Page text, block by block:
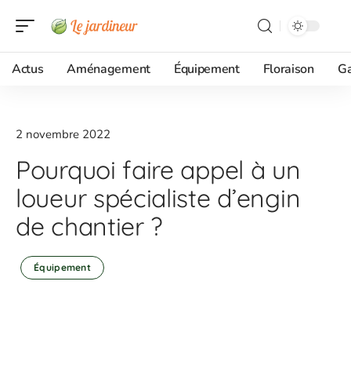
Actus Aménagement Équipement Floraison
2 novembre 2022
Pourquoi faire appel à un
loueur spécialiste d’engin
de chantier ?
Équipement